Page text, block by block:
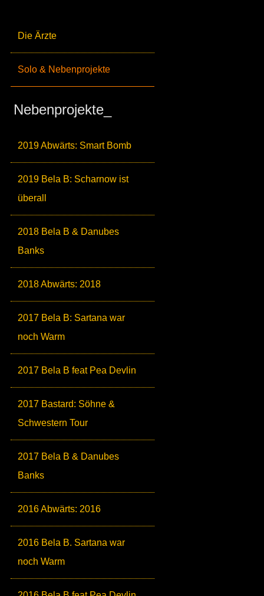
Die Ärzte
Solo & Nebenprojekte
Nebenprojekte_
2019 Abwärts: Smart Bomb
2019 Bela B: Scharnow ist
überall
2018 Bela B & Danubes
Banks
2018 Abwärts: 2018
2017 Bela B: Sartana war
noch Warm
2017 Bela B feat Pea Devlin
2017 Bastard: Söhne &
Schwestern Tour
2017 Bela B & Danubes
Banks
2016 Abwärts: 2016
2016 Bela B. Sartana war
noch Warm